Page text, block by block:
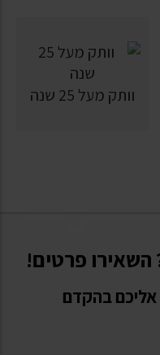
וותק מעל 25 שנה
השאירו פרטים!
אליכם בהקדם